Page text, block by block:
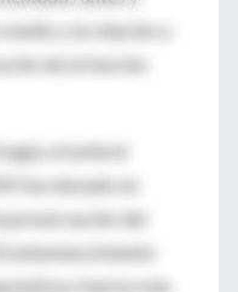
y la relación a
de la función
el umbral
fue elevado en
preservación del
entumencimiento
fueron más